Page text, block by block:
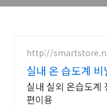
http://
실내 온 습도계
실내 실외 온습도계
편이용